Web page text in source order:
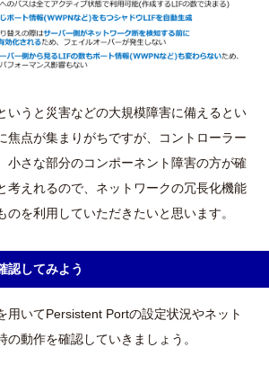
いうと災害などの大規模障害に備えるとい
焦点が集まりがちですが、コントローラー
小さな部分のコンポーネント障害の方が確
考えれるので、ネットワークの冗長化機能
のを利用していただきたいと思います。
認してみよう
用いてPersistent Portの設定状況やネット
の動作を確認していきましょう。